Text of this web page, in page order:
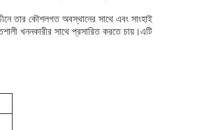
তার কৌশলগত অবস্থানের সাথে এবং সাংহাই
খননকারীর সাথে প্রসারিত করতে চায়।এটি